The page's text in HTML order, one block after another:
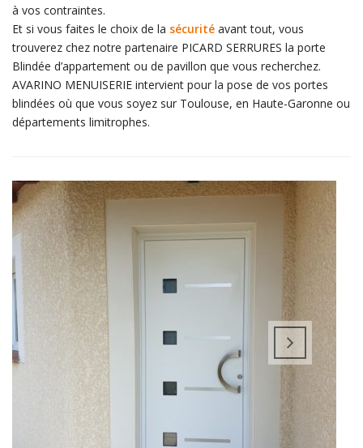
à vos contraintes.
Et si vous faites le choix de la sécurité avant tout, vous
trouverez chez notre partenaire PICARD SERRURES la porte
Blindée d’appartement ou de pavillon que vous recherchez.
AVARINO MENUISERIE intervient pour la pose de vos portes
blindées où que vous soyez sur Toulouse, en Haute-Garonne ou
départements limitrophes.